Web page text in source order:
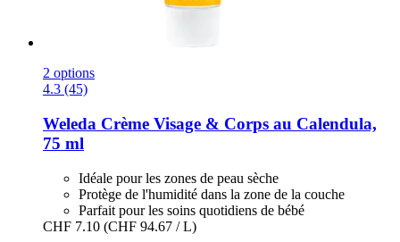
2 options
4.3 (45)
Weleda Crème Visage & Corps au Calendula,
75 ml
Idéale pour les zones de peau sèche
Protège de l'humidité dans la zone de la couche
Parfait pour les soins quotidiens de bébé
CHF 7.10 (CHF 94.67 / L)